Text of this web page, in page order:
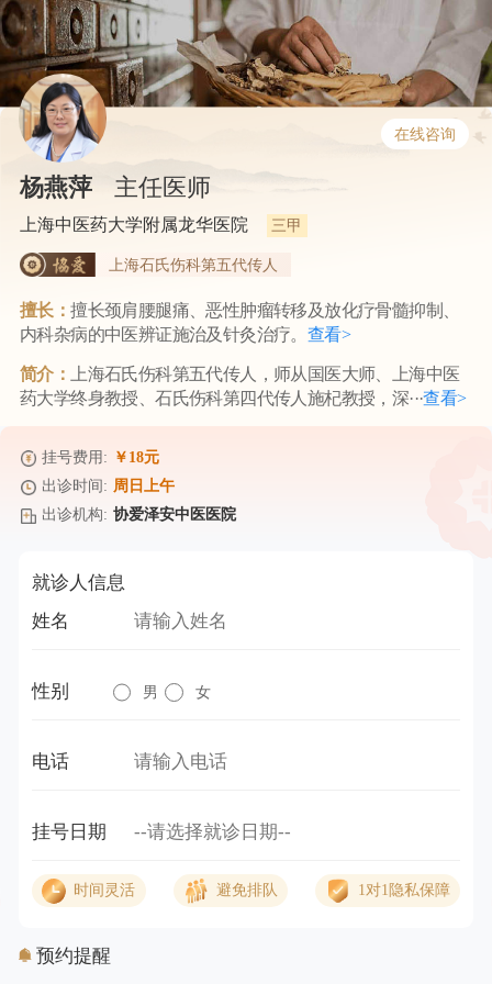
在线咨询
杨燕萍 主任医师
上海中医药大学附属龙华医院 三甲
上海石氏伤科第五代传人
擅长：擅长颈肩腰腿痛、恶性肿瘤转移及放化疗骨髓抑制、
内科杂病的中医辨证施治及针灸治疗。 查看>
简介：
上海石氏伤科第五代传人，师从国医大师、上海中医
药大学终身教授、石氏伤科第四代传人施杞教授，深···查看>
挂号费用: ￥18元
出诊时间: 周日上午
出诊机构: 协爱泽安中医医院
就诊人信息
姓名
性别 男 女
电话
挂号日期
时间灵活 避免排队 1对1隐私保障
预约提醒